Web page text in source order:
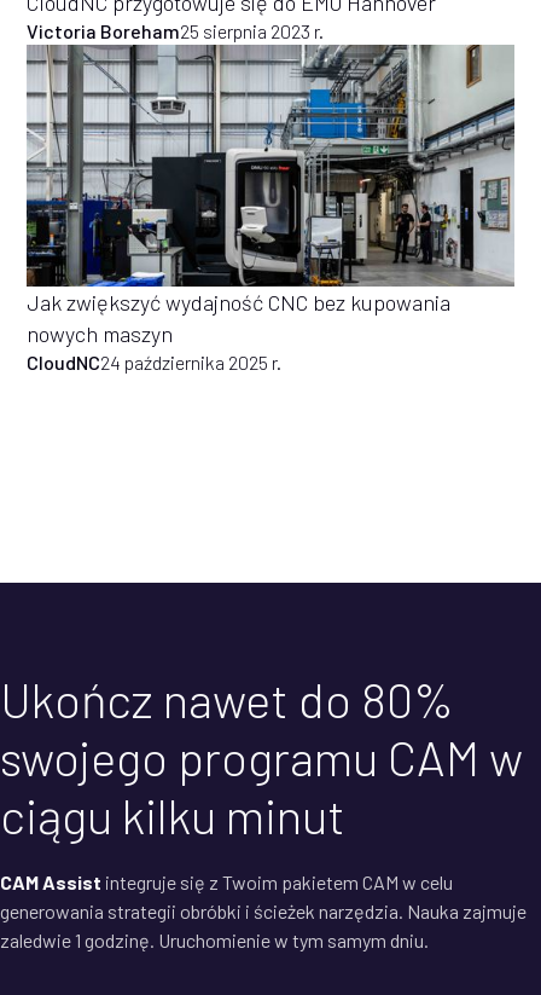
Victoria Boreham25 sierpnia 2023 r.
Jak zwiększyć wydajność CNC bez kupowania
nowych maszyn
CloudNC24 października 2025 r.
Ukończ nawet do 80%
swojego programu CAM w
ciągu kilku minut
CAM Assist integruje się z Twoim pakietem CAM w celu
generowania strategii obróbki i ścieżek narzędzia. Nauka zajmuje
zaledwie 1 godzinę. Uruchomienie w tym samym dniu.